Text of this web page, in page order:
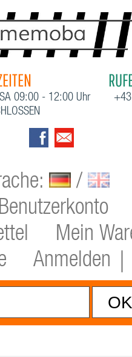
09:00 - 12:00 Uhr
/
Mein
Anmelden